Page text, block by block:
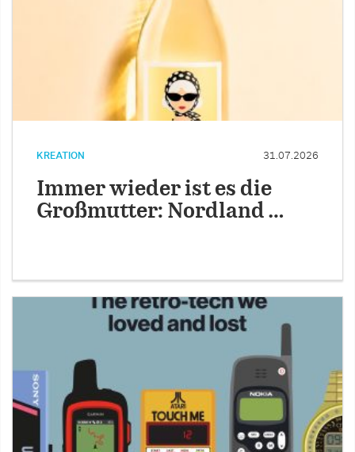
KREATION 31.07.2026
Immer wieder ist es die
Großmutter: Nordland …